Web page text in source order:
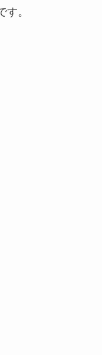
。